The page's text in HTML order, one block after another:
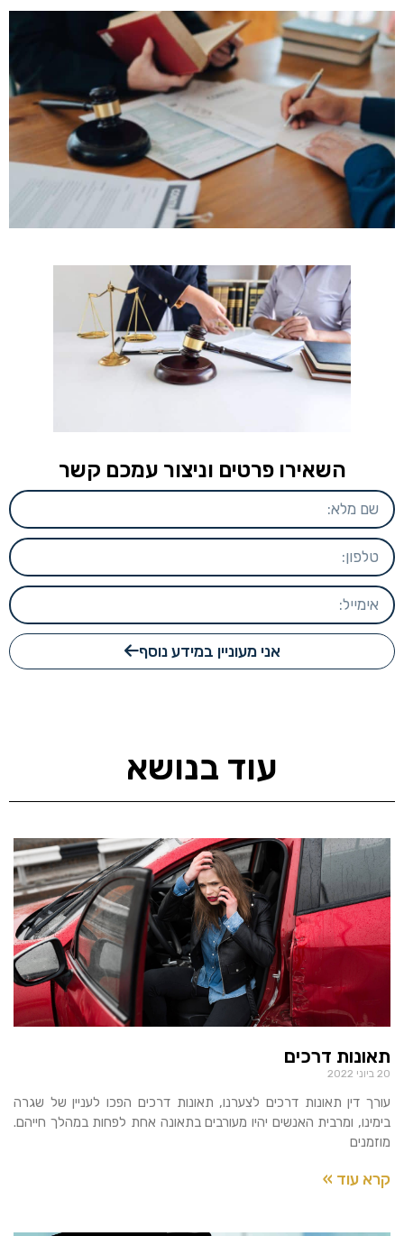
השאירו פרטים וניצור עמכם קשר
אני מעוניין במידע נוסף
עוד בנושא
תאונות דרכים
20 ביוני 2022
עורך דין תאונות דרכים לצערנו, תאונות דרכים הפכו לעניין של שגרה
בימינו, ומרבית האנשים יהיו מעורבים בתאונה אחת לפחות במהלך חייהם.
מוזמנים
קרא עוד »